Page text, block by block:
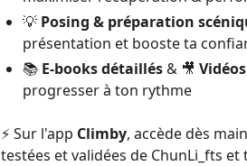
💡 Posing & préparation
présentation et booste ta
📚 E-books détaillés& 🎥
progresser à ton rythme
⚡️ Sur l'app Climby, accède dès
testées et validées de ChunLi_fts